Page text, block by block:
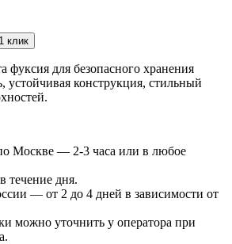
клик
фуксия для безопасного хранения
устойчивая конструкция, стильный
Москве — 2-3 часа или в любое
дня.
— от 2 до 4 дней в зависимости от
можно уточнить у оператора при